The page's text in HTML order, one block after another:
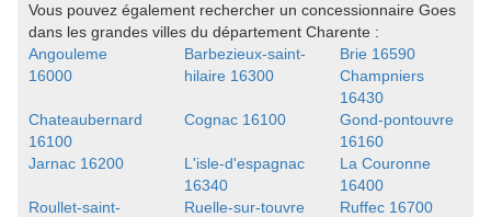
Vous pouvez également rechercher un concessionnaire Goes
dans les grandes villes du département Charente :
Angouleme
16000
Barbezieux-saint-
hilaire 16300
Brie 16590
Champniers
16430
Chateaubernard
16100
Cognac 16100
Gond-pontouvre
16160
Jarnac 16200
L'isle-d'espagnac
16340
La Couronne
16400
Roullet-saint-
Ruelle-sur-touvre
Ruffec 16700